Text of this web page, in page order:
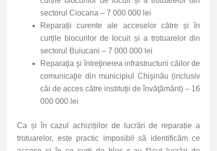
sectorul Ciocana – 7 000 000 lei
Reparații curente ale acceselor către și în
curțile blocurilor de locuit și a trotuarelor din
sectorul Buiucani – 7 000 000 lei
Reparaţia şi întreţinerea infrastructurii căilor de
comunicaţie din municipiul Chişinău (inclusiv
căi de acces către instituţii de învăţămănt) – 16
000 000 lei
Ca și în cazul achizițiilor de lucrări de reparație a
trotuarelor, este practic imposibil să identificăm ce